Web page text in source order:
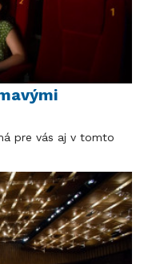
pre vás aj v tomto